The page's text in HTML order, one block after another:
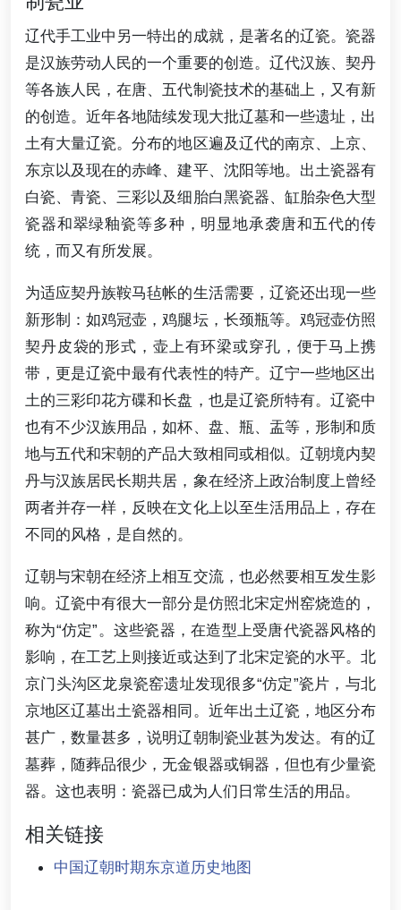
辽代手工业中另一特出的成就，是著名的辽瓷。瓷器
是汉族劳动人民的一个重要的创造。辽代汉族、契丹
等各族人民，在唐、五代制瓷技术的基础上，又有新
的创造。近年各地陆续发现大批辽墓和一些遗址，出
土有大量辽瓷。分布的地区遍及辽代的南京、上京、
东京以及现在的赤峰、建平、沈阳等地。出土瓷器有
白瓷、青瓷、三彩以及细胎白黑瓷器、缸胎杂色大型
瓷器和翠绿釉瓷等多种，明显地承袭唐和五代的传
统，而又有所发展。
为适应契丹族鞍马毡帐的生活需要，辽瓷还出现一些
新形制：如鸡冠壶，鸡腿坛，长颈瓶等。鸡冠壶仿照
契丹皮袋的形式，壶上有环梁或穿孔，便于马上携
带，更是辽瓷中最有代表性的特产。辽宁一些地区出
土的三彩印花方碟和长盘，也是辽瓷所特有。辽瓷中
也有不少汉族用品，如杯、盘、瓶、盂等，形制和质
地与五代和宋朝的产品大致相同或相似。辽朝境内契
丹与汉族居民长期共居，象在经济上政治制度上曾经
两者并存一样，反映在文化上以至生活用品上，存在
不同的风格，是自然的。
辽朝与宋朝在经济上相互交流，也必然要相互发生影
响。辽瓷中有很大一部分是仿照北宋定州窑烧造的，
称为“仿定”。这些瓷器，在造型上受唐代瓷器风格的
影响，在工艺上则接近或达到了北宋定瓷的水平。北
京门头沟区龙泉瓷窑遗址发现很多“仿定”瓷片，与北
京地区辽墓出土瓷器相同。近年出土辽瓷，地区分布
甚广，数量甚多，说明辽朝制瓷业甚为发达。有的辽
墓葬，随葬品很少，无金银器或铜器，但也有少量瓷
器。这也表明：瓷器已成为人们日常生活的用品。
相关链接
中国辽朝时期东京道历史地图